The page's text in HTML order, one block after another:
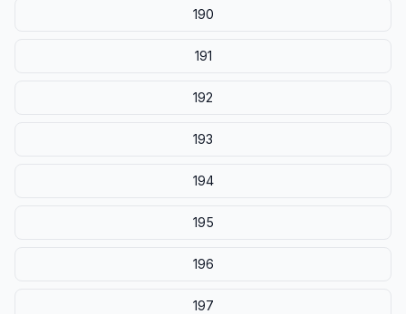
190
191
192
193
194
195
196
197